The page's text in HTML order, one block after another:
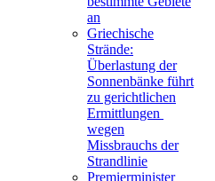
an
Griechische
Strände:
Überlastung der
Sonnenbänke führt
zu gerichtlichen
Ermittlungen
wegen
Missbrauchs der
Strandlinie
Premierminister